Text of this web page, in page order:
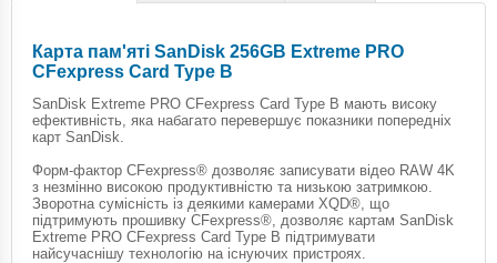
Карта пам'яті SanDisk 256GB Extreme PRO
CFexpress Card Type B
SanDisk Extreme PRO CFexpress Card Type B мають високу
ефективність, яка набагато перевершує показники попередніх
карт SanDisk.
Форм-фактор CFexpress® дозволяє записувати відео RAW 4K
з незмінно високою продуктивністю та низькою затримкою.
Зворотна сумісність із деякими камерами XQD®, що
підтримують прошивку CFexpress®, дозволяє картам SanDisk
Extreme PRO CFexpress Card Type B підтримувати
найсучаснішу технологію на існуючих пристроях.